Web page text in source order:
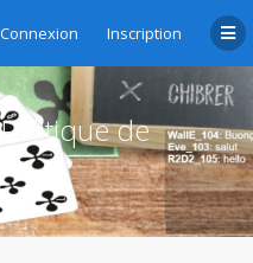
Connexion Inscription
de